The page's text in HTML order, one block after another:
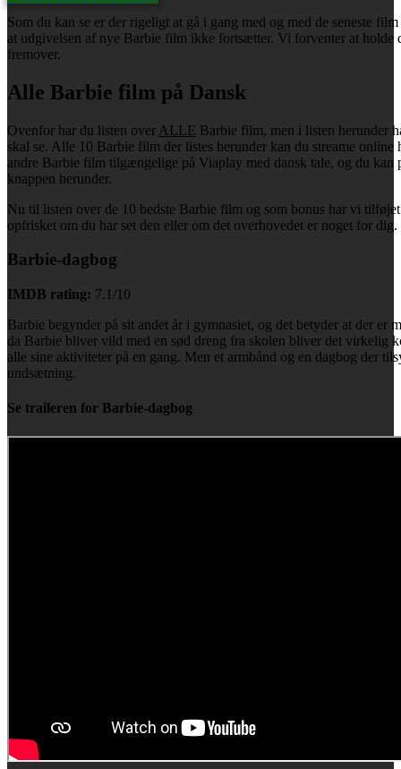
Som du kan se er der rigeligt at gå i gang med og med de seneste
at udgivelsen af nye Barbie film ikke fortsætter. Vi forventer at holde
fremover.
Alle Barbie film på Dansk
Ovenfor har du listen over ALLE Barbie film, men i listen herunder
skal se. Alle 10 Barbie film der listes herunder kan du streame
andre Barbie film tilgængelige på Viaplay med dansk tale, og du
knappen herunder.
Nu til listen over de 10 bedste Barbie film og som bonus har vi
opfrisket om du har set den eller om det overhovedet er noget for dig.
Barbie-dagbog
IMDB rating: 7.1/10
Barbie begynder på sit andet år i gymnasiet, og det betyder at der er
da Barbie bliver vild med en sød dreng fra skolen bliver det virkelig
alle sine aktiviteter på en gang. Men et armbånd og en dagbog der
undsætning.
Se traileren for Barbie-dagbog